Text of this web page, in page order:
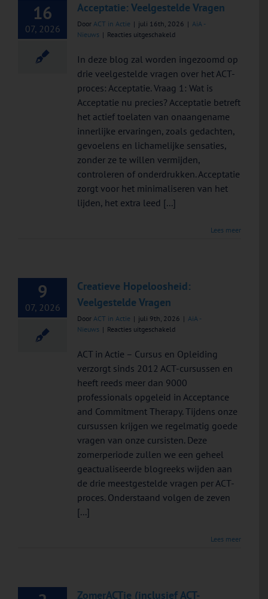
16
07, 2026
Acceptatie: Veelgestelde Vragen
Door ACT in Actie | juli 16th, 2026 | AiA -
Nieuws | Reacties uitgeschakeldvoor
Veelgestelde
Vragen
In deze blog zal worden ingezoomd op
drie veelgestelde vragen over het ACT-
proces: Acceptatie. Vraag 1: Wat is
Acceptatie nu precies? Acceptatie betreft
het actief toelaten van onaangename
innerlijke ervaringen, zoals gedachten,
gevoelens en lichamelijke sensaties,
zonder ze te willen vermijden,
controleren of onderdrukken. Acceptatie
zorgt voor het minimaliseren van het
lijden, het extra leed [...]
Lees meer
9
07, 2026
Creatieve Hopeloosheid:
Veelgestelde Vragen
Door ACT in Actie | juli 9th, 2026 | AiA -
Nieuws | Reacties uitgeschakeldvoor
Hopeloosheid:
Veelgestelde
Vragen
ACT in Actie – Cursus en Opleiding
verzorgt sinds 2012 ACT-cursussen en
heeft reeds meer dan 9000
professionals opgeleid in Acceptance
and Commitment Therapy. Tijdens onze
cursussen krijgen we regelmatig goede
vragen van onze cursisten. Deze
zomerperiode zullen we een geheel
geactualiseerde blogreeks wijden aan
de drie meestgestelde vragen per ACT-
proces. Onderstaand volgen de zeven
[...]
Lees meer
ZomerACTie (inclusief ACT-